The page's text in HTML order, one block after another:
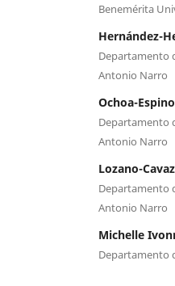
Benemérita
Hernández-
Departamento
Antonio Narro
Ochoa-
Departamento
Antonio Narro
Lozano-
Departamento
Antonio Narro
Michelle
Departamento